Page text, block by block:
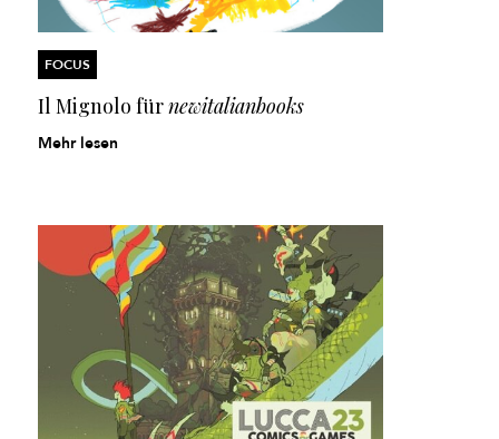
FOCUS
Il Mignolo fürnewitalianbooks
Mehr lesen